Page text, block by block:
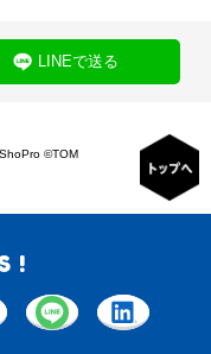
LINEで送る
©TOM
!